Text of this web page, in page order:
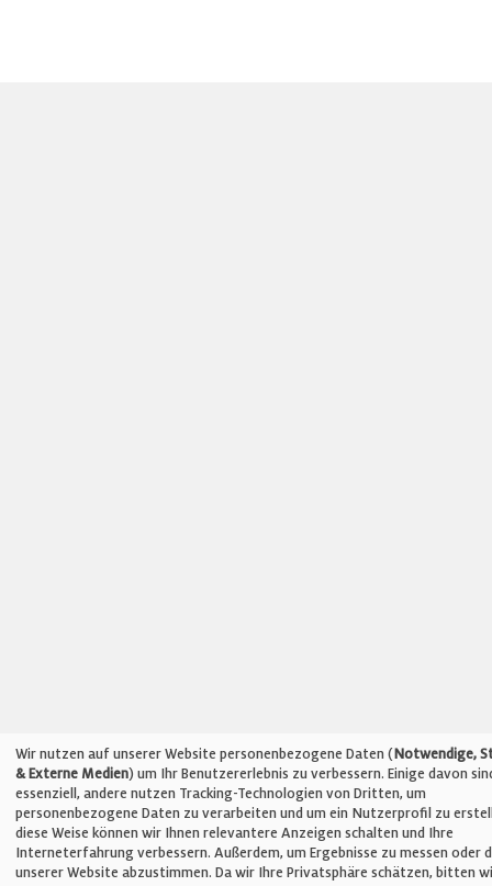
Wir nutzen auf unserer Website personenbezogene Daten (Notwendige,
& Externe Medien) um Ihr Benutzererlebnis zu verbessern. Einige davon
essenziell, andere nutzen Tracking-Technologien von Dritten, um
personenbezogene Daten zu verarbeiten und um ein Nutzerprofil zu
diese Weise können wir Ihnen relevantere Anzeigen schalten und Ihre
Interneterfahrung verbessern. Außerdem, um Ergebnisse zu messen oder
unserer Website abzustimmen. Da wir Ihre Privatsphäre schätzen, bitten